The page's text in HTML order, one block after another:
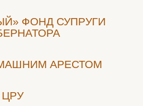
ФОНД СУПРУГИ
АРЕСТОМ